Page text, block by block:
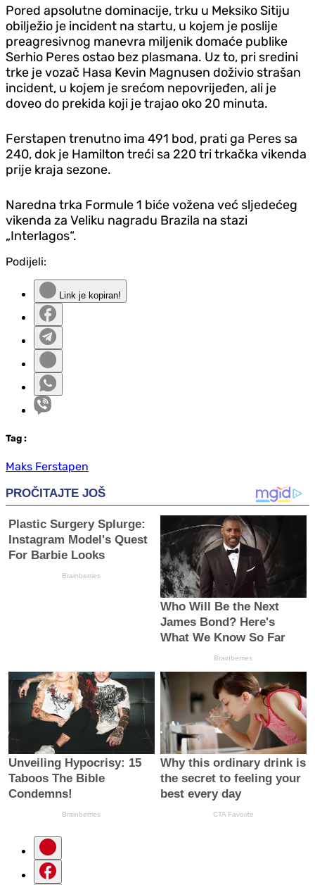
Pored apsolutne dominacije, trku u Meksiko Sitiju
obilježio je incident na startu, u kojem je poslije
preagresivnog manevra miljenik domaće publike
Serhio Peres ostao bez plasmana. Uz to, pri sredini
trke je vozač Hasa Kevin Magnusen doživio strašan
incident, u kojem je srećom nepovrijeđen, ali je
doveo do prekida koji je trajao oko 20 minuta.
Ferstapen trenutno ima 491 bod, prati ga Peres sa
240, dok je Hamilton treći sa 220 tri trkačka vikenda
prije kraja sezone.
Naredna trka Formule 1 biće vožena već sljedećeg
vikenda za Veliku nagradu Brazila na stazi
„Interlagos“.
Podijeli:
Link je kopiran!
Tag :
Maks Ferstapen